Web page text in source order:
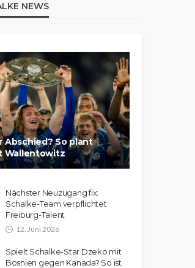
NEWS
Abschied? So plant
Wallentowitz
Nächster Neuzugang fix:
Schalke-Team verpflichtet
Freiburg-Talent
12. Juni 2026
Spielt Schalke-Star Dzeko mit
Bosnien gegen Kanada? So ist